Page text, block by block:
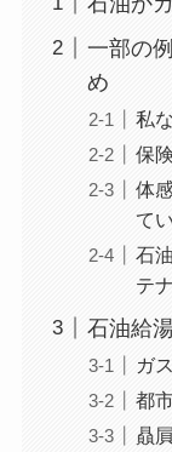
一部の
め
私
保
体
て
石
テ
石油給
ガ
都
贔